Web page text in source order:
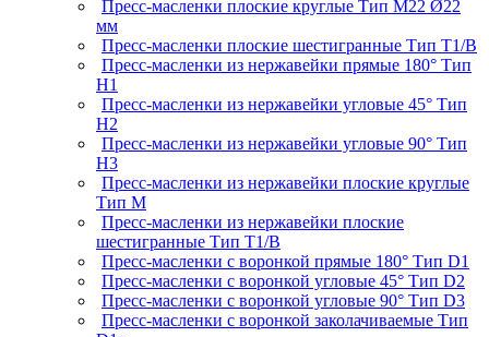
Пресс-масленки плоские круглые Тип M22 Ø22
мм
Пресс-масленки плоские шестигранные Тип T1/B
Пресс-масленки из нержавейки прямые 180° Тип
H1
Пресс-масленки из нержавейки угловые 45° Тип
H2
Пресс-масленки из нержавейки угловые 90° Тип
H3
Пресс-масленки из нержавейки плоские круглые
Тип M
Пресс-масленки из нержавейки плоские
шестигранные Тип T1/B
Пресс-масленки с воронкой прямые 180° Тип D1
Пресс-масленки с воронкой угловые 45° Тип D2
Пресс-масленки с воронкой угловые 90° Тип D3
Пресс-масленки с воронкой заколачиваемые Тип